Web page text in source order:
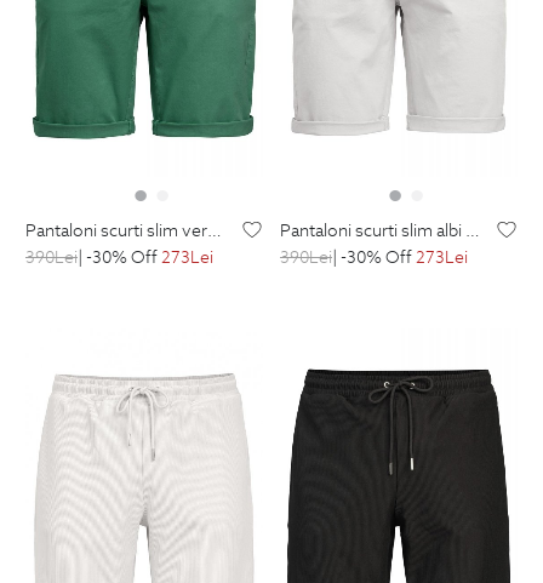
pantaloni scurti slim verzi uni
390Lei| -30% Off 273Lei
pantaloni scurti slim albi uni
390Lei| -30% Off 273Lei